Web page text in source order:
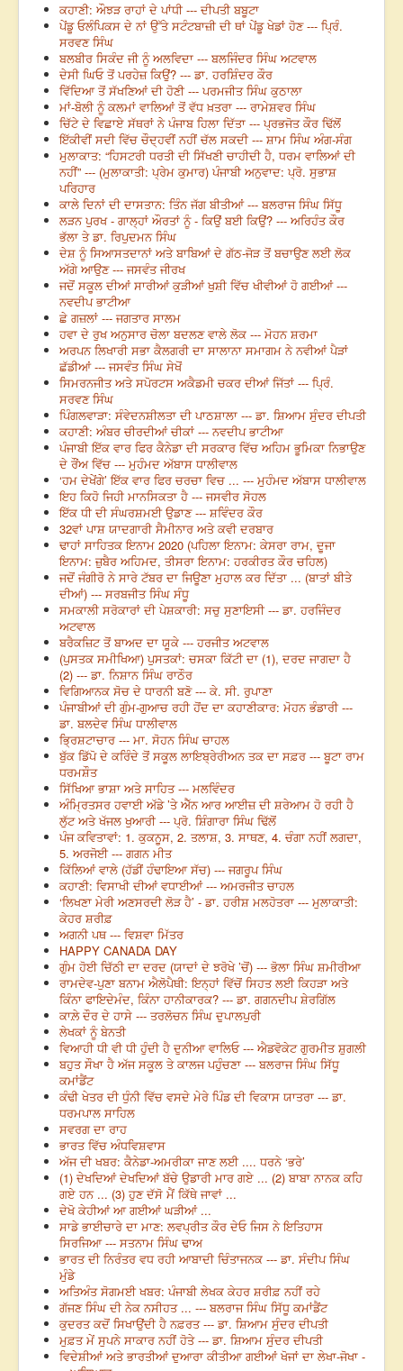
ਕਹਾਣੀ: ਔਝੜ ਰਾਹਾਂ ਦੇ ਪਾਂਧੀ --- ਦੀਪਤੀ ਬਬੂਟਾ
ਪੇਂਡੂ ਓਲੰਪਿਕਸ ਦੇ ਨਾਂ ਉੱਤੇ ਸਟੰਟਬਾਜ਼ੀ ਦੀ ਥਾਂ ਪੇਂਡੂ ਖੇਡਾਂ ਹੋਣ --- ਪ੍ਰਿੰ.
ਸਰਵਣ ਸਿੰਘ
ਬਲਬੀਰ ਸਿਕੰਦ ਜੀ ਨੂੰ ਅਲਵਿਦਾ --- ਬਲਜਿੰਦਰ ਸਿੰਘ ਅਟਵਾਲ
ਦੇਸੀ ਘਿਓ ਤੋਂ ਪਰਹੇਜ਼ ਕਿਉਂ? --- ਡਾ. ਹਰਸ਼ਿੰਦਰ ਕੌਰ
ਵਿੱਦਿਆ ਤੋਂ ਸੱਖਣਿਆਂ ਦੀ ਹੋਣੀ --- ਪਰਮਜੀਤ ਸਿੰਘ ਕੁਠਾਲਾ
ਮਾਂ-ਬੋਲੀ ਨੂੰ ਕਲਮਾਂ ਵਾਲਿਆਂ ਤੋਂ ਵੱਧ ਖ਼ਤਰਾ --- ਰਾਮੇਸ਼ਵਰ ਸਿੰਘ
ਚਿੱਟੇ ਦੇ ਵਿਛਾਏ ਸੱਥਰਾਂ ਨੇ ਪੰਜਾਬ ਹਿਲਾ ਦਿੱਤਾ --- ਪ੍ਰਭਜੋਤ ਕੌਰ ਢਿੱਲੋਂ
ਇੱਕੀਵੀਂ ਸਦੀ ਵਿੱਚ ਚੌਦ੍ਹਵੀਂ ਨਹੀਂ ਚੱਲ ਸਕਦੀ --- ਸ਼ਾਮ ਸਿੰਘ ਅੰਗ-ਸੰਗ
ਮੁਲਾਕਾਤ: “ਹਿਸਟਰੀ ਧਰਤੀ ਦੀ ਸਿੱਖਣੀ ਚਾਹੀਦੀ ਹੈ, ਧਰਮ ਵਾਲਿਆਂ ਦੀ
ਨਹੀਂ” --- (ਮੁਲਾਕਾਤੀ: ਪ੍ਰੇਮ ਕੁਮਾਰ) ਪੰਜਾਬੀ ਅਨੁਵਾਦ: ਪ੍ਰੋ. ਸੁਭਾਸ਼
ਪਰਿਹਾਰ
ਕਾਲੇ ਦਿਨਾਂ ਦੀ ਦਾਸਤਾਨ: ਤਿੰਨ ਜੱਗ ਬੀਤੀਆਂ --- ਬਲਰਾਜ ਸਿੰਘ ਸਿੱਧੂ
ਲੜਨ ਪੁਰਖ - ਗਾਲ੍ਹਾਂ ਔਰਤਾਂ ਨੂੰ - ਕਿਉਂ ਬਈ ਕਿਉਂ? --- ਅਰਿਹੰਤ ਕੌਰ
ਭੱਲਾ ਤੇ ਡਾ. ਰਿਪੁਦਮਨ ਸਿੰਘ
ਦੇਸ਼ ਨੂੰ ਸਿਆਸਤਦਾਨਾਂ ਅਤੇ ਬਾਬਿਆਂ ਦੇ ਗੱਠ-ਜੋੜ ਤੋਂ ਬਚਾਉਣ ਲਈ ਲੋਕ
ਅੱਗੇ ਆਉਣ --- ਜਸਵੰਤ ਜੀਰਖ
ਜਦੋਂ ਸਕੂਲ ਦੀਆਂ ਸਾਰੀਆਂ ਕੁੜੀਆਂ ਖੁਸ਼ੀ ਵਿੱਚ ਖੀਵੀਆਂ ਹੋ ਗਈਆਂ ---
ਨਵਦੀਪ ਭਾਟੀਆ
ਛੇ ਗਜ਼ਲਾਂ --- ਜਗਤਾਰ ਸਾਲਮ
ਹਵਾ ਦੇ ਰੁਖ ਅਨੁਸਾਰ ਚੋਲਾ ਬਦਲਣ ਵਾਲੇ ਲੋਕ --- ਮੋਹਨ ਸ਼ਰਮਾ
ਅਰਪਨ ਲਿਖਾਰੀ ਸਭਾ ਕੈਲਗਰੀ ਦਾ ਸਾਲਾਨਾ ਸਮਾਗਮ ਨੇ ਨਵੀਆਂ ਪੈੜਾਂ
ਛੱਡੀਆਂ --- ਜਸਵੰਤ ਸਿੰਘ ਸੇਖੋਂ
ਸਿਮਰਨਜੀਤ ਅਤੇ ਸਪੋਰਟਸ ਅਕੈਡਮੀ ਚਕਰ ਦੀਆਂ ਜਿੱਤਾਂ --- ਪ੍ਰਿੰ.
ਸਰਵਣ ਸਿੰਘ
ਪਿੰਗਲਵਾੜਾ: ਸੰਵੇਦਨਸ਼ੀਲਤਾ ਦੀ ਪਾਠਸ਼ਾਲਾ --- ਡਾ. ਸ਼ਿਆਮ ਸੁੰਦਰ ਦੀਪਤੀ
ਕਹਾਣੀ: ਅੰਬਰ ਚੀਰਦੀਆਂ ਚੀਕਾਂ --- ਨਵਦੀਪ ਭਾਟੀਆ
ਪੰਜਾਬੀ ਇੱਕ ਵਾਰ ਫਿਰ ਕੈਨੇਡਾ ਦੀ ਸਰਕਾਰ ਵਿੱਚ ਅਹਿਮ ਭੂਮਿਕਾ ਨਿਭਾਉਣ
ਦੇ ਰੌਂਅ ਵਿੱਚ --- ਮੁਹੰਮਦ ਅੱਬਾਸ ਧਾਲੀਵਾਲ
‘ਹਮ ਦੇਖੇਂਗੇ’ ਇੱਕ ਵਾਰ ਫਿਰ ਚਰਚਾ ਵਿਚ ... --- ਮੁਹੰਮਦ ਅੱਬਾਸ ਧਾਲੀਵਾਲ
ਇਹ ਕਿਹੋ ਜਿਹੀ ਮਾਨਸਿਕਤਾ ਹੈ --- ਜਸਵੀਰ ਸੋਹਲ
ਇੱਕ ਧੀ ਦੀ ਸੰਘਰਸ਼ਮਈ ਉਡਾਣ --- ਸ਼ਵਿੰਦਰ ਕੌਰ
32ਵਾਂ ਪਾਸ਼ ਯਾਦਗਾਰੀ ਸੈਮੀਨਾਰ ਅਤੇ ਕਵੀ ਦਰਬਾਰ
ਢਾਹਾਂ ਸਾਹਿਤਕ ਇਨਾਮ 2020 (ਪਹਿਲਾ ਇਨਾਮ: ਕੇਸਰਾ ਰਾਮ, ਦੂਜਾ
ਇਨਾਮ: ਜ਼ੁਬੈਰ ਅਹਿਮਦ, ਤੀਸਰਾ ਇਨਾਮ: ਹਰਕੀਰਤ ਕੌਰ ਚਹਿਲ)
ਜਦੋਂ ਜੰਗੀਰੋ ਨੇ ਸਾਰੇ ਟੱਬਰ ਦਾ ਜਿਊਣਾ ਮੁਹਾਲ ਕਰ ਦਿੱਤਾ ... (ਬਾਤਾਂ ਬੀਤੇ
ਦੀਆਂ) --- ਸਰਬਜੀਤ ਸਿੰਘ ਸੰਧੂ
ਸਮਕਾਲੀ ਸਰੋਕਾਰਾਂ ਦੀ ਪੇਸ਼ਕਾਰੀ: ਸਚੁ ਸੁਣਾਇਸੀ --- ਡਾ. ਹਰਜਿੰਦਰ
ਅਟਵਾਲ
ਬਰੈਕਜ਼ਿਟ ਤੋਂ ਬਾਅਦ ਦਾ ਯੂਕੇ --- ਹਰਜੀਤ ਅਟਵਾਲ
(ਪੁਸਤਕ ਸਮੀਖਿਆ) ਪੁਸਤਕਾਂ: ਚਸਕਾ ਕਿੱਟੀ ਦਾ (1), ਦਰਦ ਜਾਗਦਾ ਹੈ
(2) --- ਡਾ. ਨਿਸ਼ਾਨ ਸਿੰਘ ਰਾਠੌਰ
ਵਿਗਿਆਨਕ ਸੋਚ ਦੇ ਧਾਰਨੀ ਬਣੋ --- ਕੇ. ਸੀ. ਰੁਪਾਣਾ
ਪੰਜਾਬੀਆਂ ਦੀ ਗੁੰਮ-ਗੁਆਚ ਰਹੀ ਹੋਂਦ ਦਾ ਕਹਾਣੀਕਾਰ: ਮੋਹਨ ਭੰਡਾਰੀ ---
ਡਾ. ਬਲਦੇਵ ਸਿੰਘ ਧਾਲੀਵਾਲ
ਭ੍ਰਿਸ਼ਟਾਚਾਰ --- ਮਾ. ਸੋਹਨ ਸਿੰਘ ਚਾਹਲ
ਬੁੱਕ ਡਿੱਪੋ ਦੇ ਕਰਿੰਦੇ ਤੋਂ ਸਕੂਲ ਲਾਇਬ੍ਰੇਰੀਅਨ ਤਕ ਦਾ ਸਫ਼ਰ --- ਬੂਟਾ ਰਾਮ
ਧਰਮਸ਼ੌਤ
ਸਿੱਖਿਆ ਭਾਸ਼ਾ ਅਤੇ ਸਾਹਿਤ --- ਮਲਵਿੰਦਰ
ਅੰਮ੍ਰਿਤਸਰ ਹਵਾਈ ਅੱਡੇ ’ਤੇ ਐੱਨ ਆਰ ਆਈਜ਼ ਦੀ ਸ਼ਰੇਆਮ ਹੋ ਰਹੀ ਹੈ
ਲੁੱਟ ਅਤੇ ਖੱਜਲ ਖੁਆਰੀ --- ਪ੍ਰੋ. ਸ਼ਿੰਗਾਰਾ ਸਿੰਘ ਢਿੱਲੋਂ
ਪੰਜ ਕਵਿਤਾਵਾਂ: 1. ਕੁਕਨੂਸ, 2. ਤਲਾਸ਼, 3. ਸਾਥਣ, 4. ਚੰਗਾ ਨਹੀਂ ਲਗਦਾ,
5. ਅਰਜੋਈ --- ਗਗਨ ਮੀਤ
ਕਿੱਲਿਆਂ ਵਾਲੇ (ਹੱਡੀਂ ਹੰਢਾਇਆ ਸੱਚ) --- ਜਗਰੂਪ ਸਿੰਘ
ਕਹਾਣੀ: ਵਿਸਾਖੀ ਦੀਆਂ ਵਧਾਈਆਂ --- ਅਮਰਜੀਤ ਚਾਹਲ
‘ਲਿਖਣਾ ਮੇਰੀ ਅਣਸਰਦੀ ਲੋੜ ਹੈ’ - ਡਾ. ਹਰੀਸ਼ ਮਲਹੋਤਰਾ --- ਮੁਲਾਕਾਤੀ:
ਕੇਹਰ ਸ਼ਰੀਫ਼
ਅਗਨੀ ਪਥ --- ਵਿਸ਼ਵਾ ਮਿੱਤਰ
HAPPY CANADA DAY
ਗੁੰਮ ਹੋਈ ਚਿੱਠੀ ਦਾ ਦਰਦ (ਯਾਦਾਂ ਦੇ ਝਰੋਖੇ ’ਚੋਂ) --- ਭੋਲਾ ਸਿੰਘ ਸ਼ਮੀਰੀਆ
ਰਾਮਦੇਵ-ਪੁਣਾ ਬਨਾਮ ਐਲੋਪੈਥੀ: ਇਨ੍ਹਾਂ ਵਿੱਚੋਂ ਸਿਹਤ ਲਈ ਕਿਹੜਾ ਅਤੇ
ਕਿੰਨਾ ਫਾਇਦੇਮੰਦ, ਕਿੰਨਾ ਹਾਨੀਕਾਰਕ? --- ਡਾ. ਗਗਨਦੀਪ ਸ਼ੇਰਗਿੱਲ
ਕਾਲ਼ੇ ਦੌਰ ਦੇ ਹਾਸੇ --- ਤਰਲੋਚਨ ਸਿੰਘ ਦੁਪਾਲਪੁਰੀ
ਲੇਖਕਾਂ ਨੂੰ ਬੇਨਤੀ
ਵਿਆਹੀ ਧੀ ਵੀ ਧੀ ਹੁੰਦੀ ਹੈ ਦੁਨੀਆ ਵਾਲਿਓ --- ਐਡਵੋਕੇਟ ਗੁਰਮੀਤ ਸ਼ੁਗਲੀ
ਬਹੁਤ ਸੌਖਾ ਹੈ ਅੱਜ ਸਕੂਲ ਤੇ ਕਾਲਜ ਪਹੁੰਚਣਾ --- ਬਲਰਾਜ ਸਿੰਘ ਸਿੱਧੂ
ਕਮਾਂਡੈਂਟ
ਕੰਢੀ ਖੇਤਰ ਦੀ ਧੁੰਨੀ ਵਿੱਚ ਵਸਦੇ ਮੇਰੇ ਪਿੰਡ ਦੀ ਵਿਕਾਸ ਯਾਤਰਾ --- ਡਾ.
ਧਰਮਪਾਲ ਸਾਹਿਲ
ਸਵਰਗ ਦਾ ਰਾਹ
ਭਾਰਤ ਵਿੱਚ ਅੰਧਵਿਸ਼ਵਾਸ
ਅੱਜ ਦੀ ਖਬਰ: ਕੈਨੇਡਾ-ਅਮਰੀਕਾ ਜਾਣ ਲਈ .... ਧਰਨੇ ‘ਭਰੇ’
(1) ਦੇਖਦਿਆਂ ਦੇਖਦਿਆਂ ਬੱਚੇ ਉਡਾਰੀ ਮਾਰ ਗਏ ... (2) ਬਾਬਾ ਨਾਨਕ ਕਹਿ
ਗਏ ਹਨ ... (3) ਹੁਣ ਦੱਸੋ ਮੈਂ ਕਿੱਥੇ ਜਾਵਾਂ ...
ਦੇਖੋ ਕੇਹੀਆਂ ਆ ਗਈਆਂ ਘੜੀਆਂ ...
ਸਾਡੇ ਭਾਈਚਾਰੇ ਦਾ ਮਾਣ: ਲਵਪ੍ਰੀਤ ਕੌਰ ਦੇਓ ਜਿਸ ਨੇ ਇਤਿਹਾਸ
ਸਿਰਜਿਆ --- ਸਤਨਾਮ ਸਿੰਘ ਢਾਅ
ਭਾਰਤ ਦੀ ਨਿਰੰਤਰ ਵਧ ਰਹੀ ਆਬਾਦੀ ਚਿੰਤਾਜਨਕ --- ਡਾ. ਸੰਦੀਪ ਸਿੰਘ
ਮੁੰਡੇ
ਅਤਿਅੰਤ ਸੋਗਮਈ ਖਬਰ: ਪੰਜਾਬੀ ਲੇਖਕ ਕੇਹਰ ਸ਼ਰੀਫ਼ ਨਹੀਂ ਰਹੇ
ਗੱਜਣ ਸਿੰਘ ਦੀ ਨੇਕ ਨਸੀਹਤ ... --- ਬਲਰਾਜ ਸਿੰਘ ਸਿੱਧੂ ਕਮਾਂਡੈਂਟ
ਕੁਦਰਤ ਕਦੋਂ ਸਿਖਾਉਂਦੀ ਹੈ ਨਫ਼ਰਤ --- ਡਾ. ਸ਼ਿਆਮ ਸੁੰਦਰ ਦੀਪਤੀ
ਮੁਫ਼ਤ ਮੇਂ ਸੁਪਨੇ ਸਾਕਾਰ ਨਹੀਂ ਹੋਤੇ --- ਡਾ. ਸ਼ਿਆਮ ਸੁੰਦਰ ਦੀਪਤੀ
ਵਿਦੇਸ਼ੀਆਂ ਅਤੇ ਭਾਰਤੀਆਂ ਦੁਆਰਾ ਕੀਤੀਆ ਗਈਆਂ ਖੋਜਾਂ ਦਾ ਲੇਖਾ-ਜੋਖਾ -